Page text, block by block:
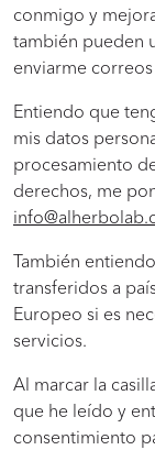
conmigo y
también pueden
enviarme
Entiendo que
mis datos
procesamiento
derechos, me
También
transferidos a
Europeo si es
servicios.
Al marcar la
que he leído y
consentimiento